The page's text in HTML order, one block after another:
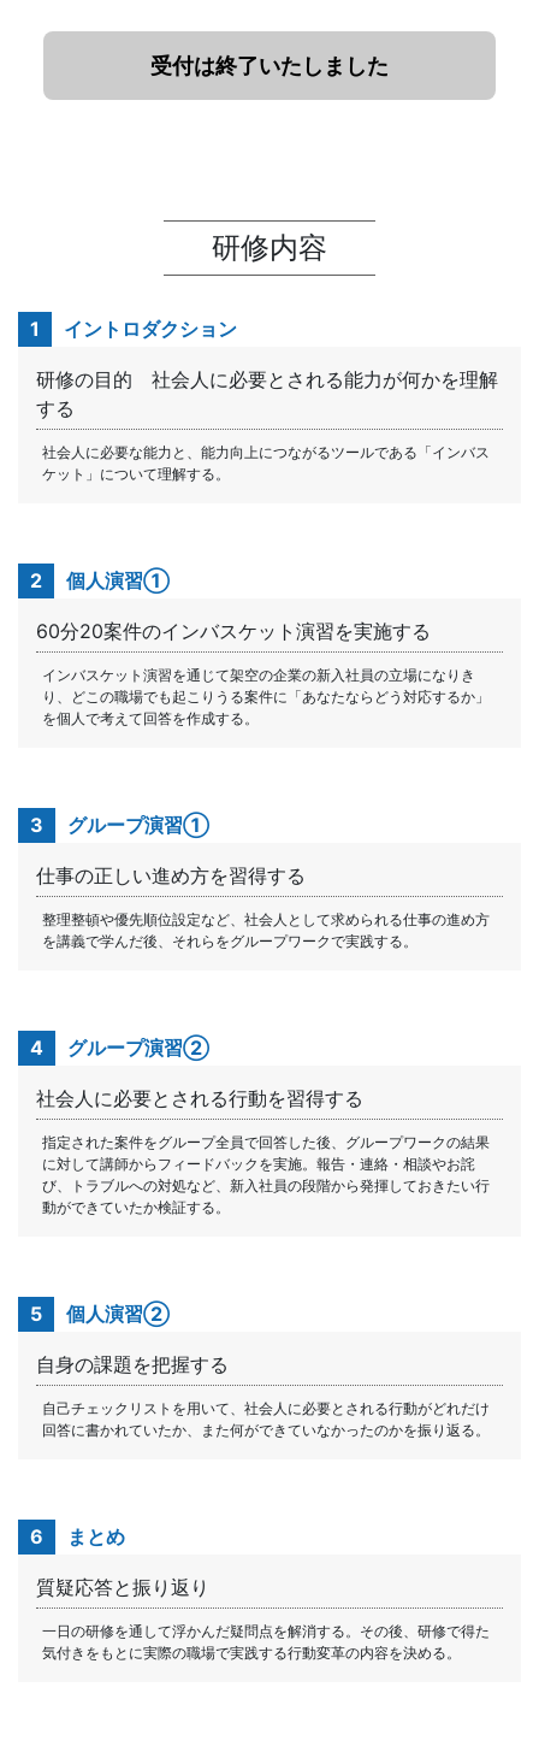
受付は終了いたしました
研修内容
1 イントロダクション
研修の目的 社会人に必要とされる能力が何かを理解
する
社会人に必要な能力と、能力向上につながるツールである「インバス
ケット」について理解する。
2 個人演習①
60分20案件のインバスケット演習を実施する
インバスケット演習を通じて架空の企業の新入社員の立場になりき
り、どこの職場でも起こりうる案件に「あなたならどう対応するか」
を個人で考えて回答を作成する。
3 グループ演習①
仕事の正しい進め方を習得する
整理整頓や優先順位設定など、社会人として求められる仕事の進め方
を講義で学んだ後、それらをグループワークで実践する。
4 グループ演習②
社会人に必要とされる行動を習得する
指定された案件をグループ全員で回答した後、グループワークの結果
に対して講師からフィードバックを実施。報告・連絡・相談やお詫
び、トラブルへの対処など、新入社員の段階から発揮しておきたい行
動ができていたか検証する。
5 個人演習②
自身の課題を把握する
自己チェックリストを用いて、社会人に必要とされる行動がどれだけ
回答に書かれていたか、また何ができていなかったのかを振り返る。
6 まとめ
質疑応答と振り返り
一日の研修を通して浮かんだ疑問点を解消する。その後、研修で得た
気付きをもとに実際の職場で実践する行動変革の内容を決める。